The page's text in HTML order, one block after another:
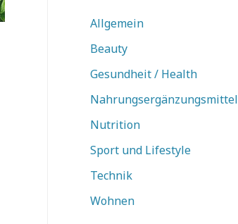
Allgemein
Beauty
Gesundheit / Health
Nahrungsergänzungsmittel
Nutrition
Sport und Lifestyle
Technik
Wohnen